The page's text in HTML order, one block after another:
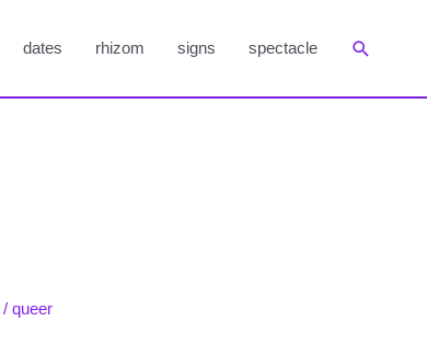
dates rhizom signs spectacle Suchen
/queer